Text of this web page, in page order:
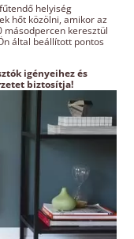
helyiség
hőt közölni, amikor az
másodpercen keresztül
által beállított pontos
igényeihez és
biztosítja!